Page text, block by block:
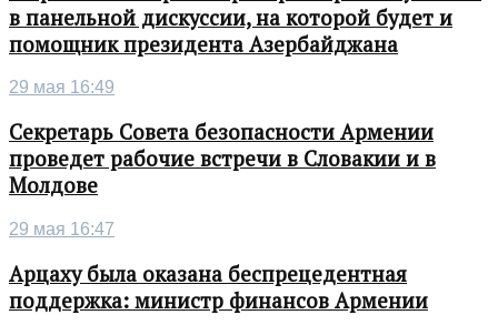
в панельной дискуссии, на которой будет и
помощник президента Азербайджана
29 мая 16:49
Секретарь Совета безопасности Армении
проведет рабочие встречи в Словакии и в
Молдове
29 мая 16:47
Арцаху была оказана беспрецедентная
поддержка: министр финансов Армении